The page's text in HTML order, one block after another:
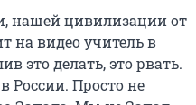
нашей цивилизации от
на видео учитель в
это делать, это рвать.
России. Просто не